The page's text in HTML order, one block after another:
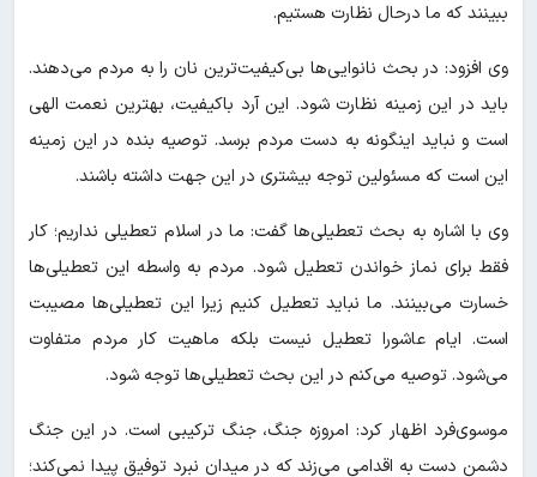
ببینند که ما درحال نظارت هستیم.
وی افزود: در بحث نانوایی‌ها بی‌کیفیت‌ترین نان را به مردم می‌دهند.
باید در این زمینه نظارت شود. این آرد باکیفیت، بهترین نعمت الهی
است و نباید اینگونه به دست مردم برسد. توصیه بنده در این زمینه
این است که مسئولین توجه بیشتری در این جهت داشته باشند.
وی با اشاره به بحث تعطیلی‌ها گفت: ما در اسلام تعطیلی نداریم؛ کار
فقط برای نماز خواندن تعطیل شود. مردم به واسطه این تعطیلی‌ها
خسارت می‌بینند. ما نباید تعطیل کنیم زیرا این تعطیلی‌ها مصیبت
است. ایام عاشورا تعطیل نیست بلکه ماهیت کار مردم متفاوت
می‌شود. توصیه می‌کنم در این بحث تعطیلی‌ها توجه شود.
موسوی‌فرد اظهار کرد: امروزه جنگ، جنگ ترکیبی است. در این جنگ
دشمن دست به اقدامی می‌زند که در میدان نبرد توفیق پیدا نمی‌کند؛